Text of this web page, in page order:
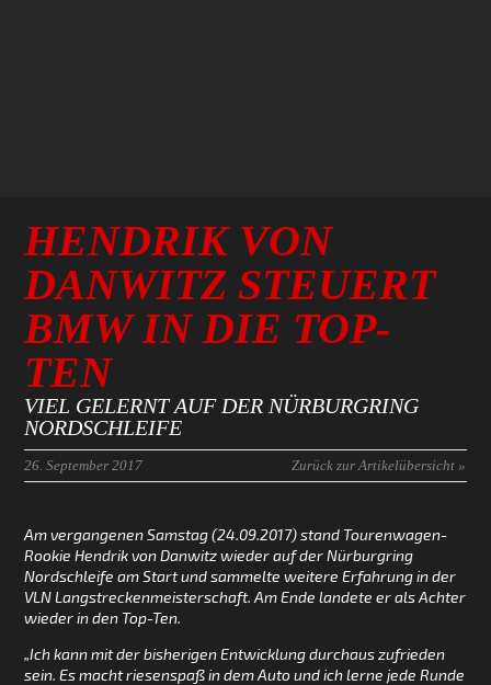
HENDRIK VON
DANWITZ STEUERT
BMW IN DIE TOP-
TEN
VIEL GELERNT AUF DER NÜRBURGRING
NORDSCHLEIFE
26. September 2017 Zurück zur Artikelübersicht »
Am vergangenen Samstag (24.09.2017) stand Tourenwagen-
Rookie Hendrik von Danwitz wieder auf der Nürburgring
Nordschleife am Start und sammelte weitere Erfahrung in der
VLN Langstreckenmeisterschaft. Am Ende landete er als Achter
wieder in den Top-Ten.
„Ich kann mit der bisherigen Entwicklung durchaus zufrieden
sein. Es macht riesenspaß in dem Auto und ich lerne jede Runde